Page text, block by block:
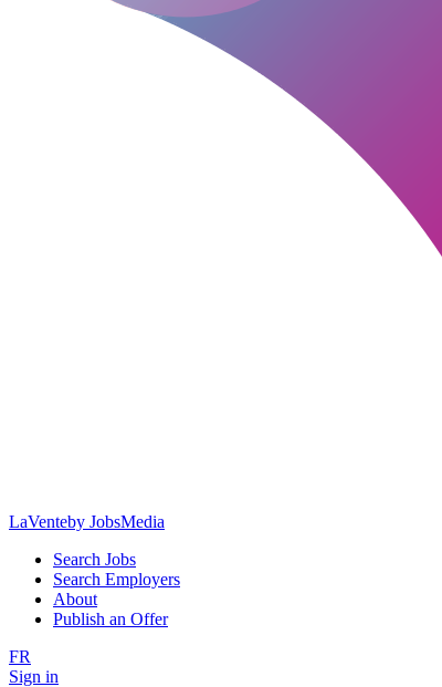
LaVenteby JobsMedia
Search Jobs
Search Employers
About
Publish an Offer
FR
Sign in